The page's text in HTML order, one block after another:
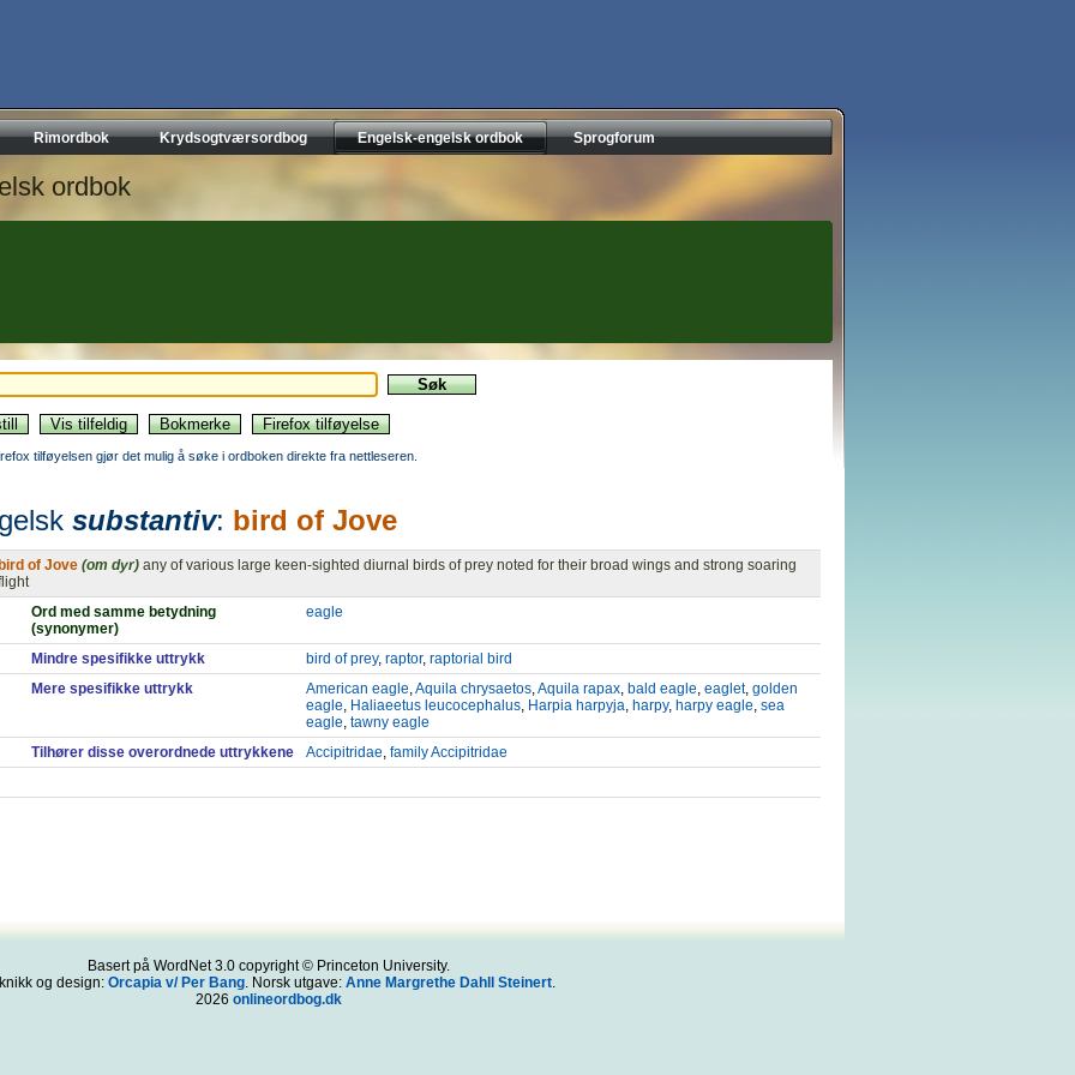
Rimordbok Krydsogtværsordbog Engelsk-engelsk ordbok Sprogforum
ordbok
tilføyelsen gjør det mulig å søke i ordboken direkte fra nettleseren.
substantiv: bird of Jove
bird of Jove (om dyr) any of various large keen-sighted diurnal birds of prey noted for their broad wings and strong soaring
Ord med samme betydning
(synonymer)
eagle
Mindre spesifikke uttrykk bird of prey, raptor, raptorial bird
Mere spesifikke uttrykk
American eagle,Aquila chrysaetos,Aquila rapax, bald eagle, eaglet, golden
eagle, Haliaeetus leucocephalus, Harpia harpyja, harpy, harpy eagle, sea
eagle, tawny eagle
Tilhører disse overordnede uttrykkene
Accipitridae, family Accipitridae
Basert på WordNet 3.0 copyright © Princeton University.
og design: Orcapia v/ Per Bang. Norsk utgave: Anne Margrethe Dahll Steinert.
2026 onlineordbog.dk